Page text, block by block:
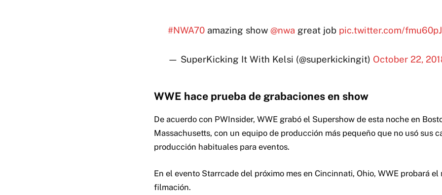
#NWA70amazing show @nwa great job pic.twitter.com/
— SuperKicking It With Kelsi (@superkickingit) October 22,
WWE hace prueba de grabaciones en show
De acuerdo con PWInsider, WWE grabó el Supershow de esta noche en
Massachusetts, con un equipo de producción más pequeño que no usó sus
producción habituales para eventos.
En el evento Starrcade del próximo mes en Cincinnati, Ohio, WWE probará el
filmación.